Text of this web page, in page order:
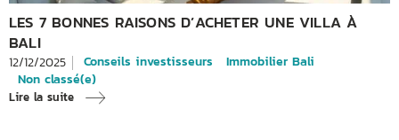
LES 7 BONNES RAISONS D’ACHETER UNE VILLA À
BALI
12/12/2025 Conseils investisseurs
Immobilier Bali
Non classé(e)
Lire la suite